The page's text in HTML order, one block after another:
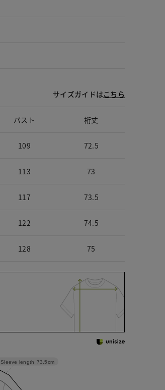
サイズガイドはこちら
バスト 裄丈
109 72.5
113 73
117 73.5
122 74.5
128 75
Sleeve length 73.5cm